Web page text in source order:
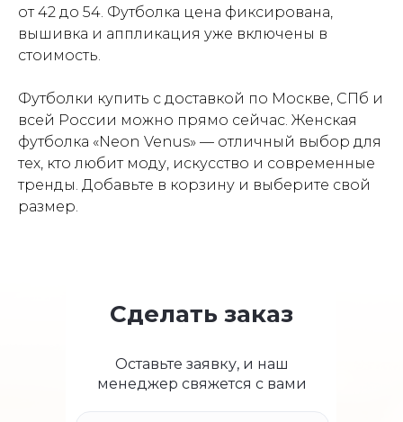
от 42 до 54. Футболка цена фиксирована,
вышивка и аппликация уже включены в
стоимость.
Футболки купить с доставкой по Москве, СПб и
всей России можно прямо сейчас. Женская
футболка «Neon Venus» — отличный выбор для
тех, кто любит моду, искусство и современные
тренды. Добавьте в корзину и выберите свой
размер.
Сделать заказ
Оставьте заявку, и наш
менеджер свяжется с вами